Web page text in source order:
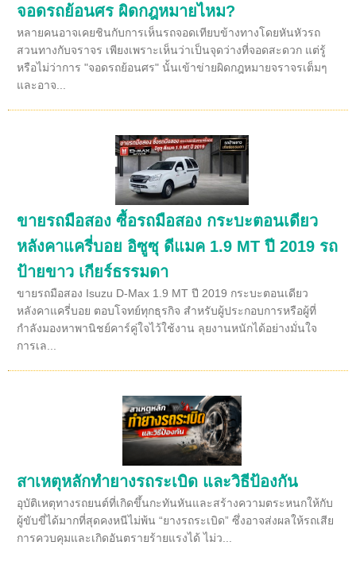
จอดรถย้อนศร ผิดกฎหมายไหม?
หลายคนอาจเคยชินกับการเห็นรถจอดเทียบข้างทางโดยหันหัวรถ
สวนทางกับจราจร เพียงเพราะเห็นว่าเป็นจุดว่างที่จอดสะดวก แต่รู้
หรือไม่ว่าการ "จอดรถย้อนศร" นั้นเข้าข่ายผิดกฎหมายจราจรเต็มๆ
และอาจ...
ขายรถมือสอง ซื้อรถมือสอง กระบะตอนเดียว
หลังคาแครี่บอย อิซูซุ ดีแมค 1.9 MT ปี 2019 รถ
ป้ายขาว เกียร์ธรรมดา
ขายรถมือสอง Isuzu D-Max 1.9 MT ปี 2019 กระบะตอนเดียว
หลังคาแครี่บอย ตอบโจทย์ทุกธุรกิจ สำหรับผู้ประกอบการหรือผู้ที่
กำลังมองหาพานิชย์คาร์คู่ใจไว้ใช้งาน ลุยงานหนักได้อย่างมั่นใจ
การเล...
สาเหตุหลักทำยางรถระเบิด และวิธีป้องกัน
อุบัติเหตุทางรถยนต์ที่เกิดขึ้นกะทันหันและสร้างความตระหนกให้กับ
ผู้ขับขี่ได้มากที่สุดคงหนีไม่พ้น “ยางรถระเบิด” ซึ่งอาจส่งผลให้รถเสีย
การควบคุมและเกิดอันตรายร้ายแรงได้ ไม่ว...